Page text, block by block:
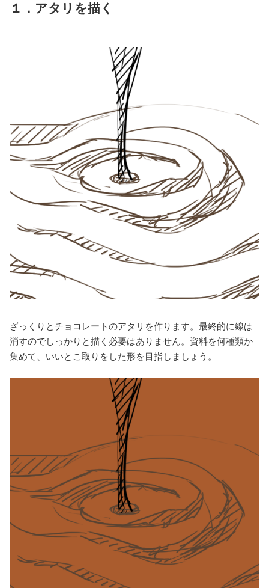
１．アタリを描く
ざっくりとチョコレートのアタリを作ります。最終的に線は
消すのでしっかりと描く必要はありません。資料を何種類か
集めて、いいとこ取りをした形を目指しましょう。